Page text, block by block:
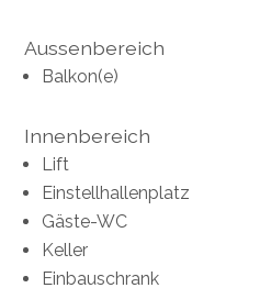
Aussenbereich
Balkon(e)
Innenbereich
Lift
Einstellhallenplatz
Gäste-WC
Keller
Einbauschrank